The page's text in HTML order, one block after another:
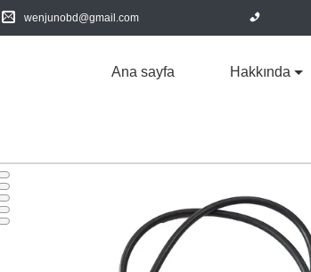
wenjunobd@gmail.com
Ana sayfa Hakkında